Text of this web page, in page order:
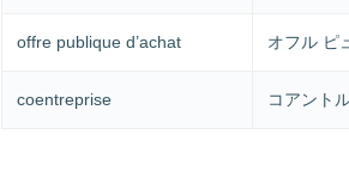
offre publique d’achat オフル ピ
coentreprise コアント